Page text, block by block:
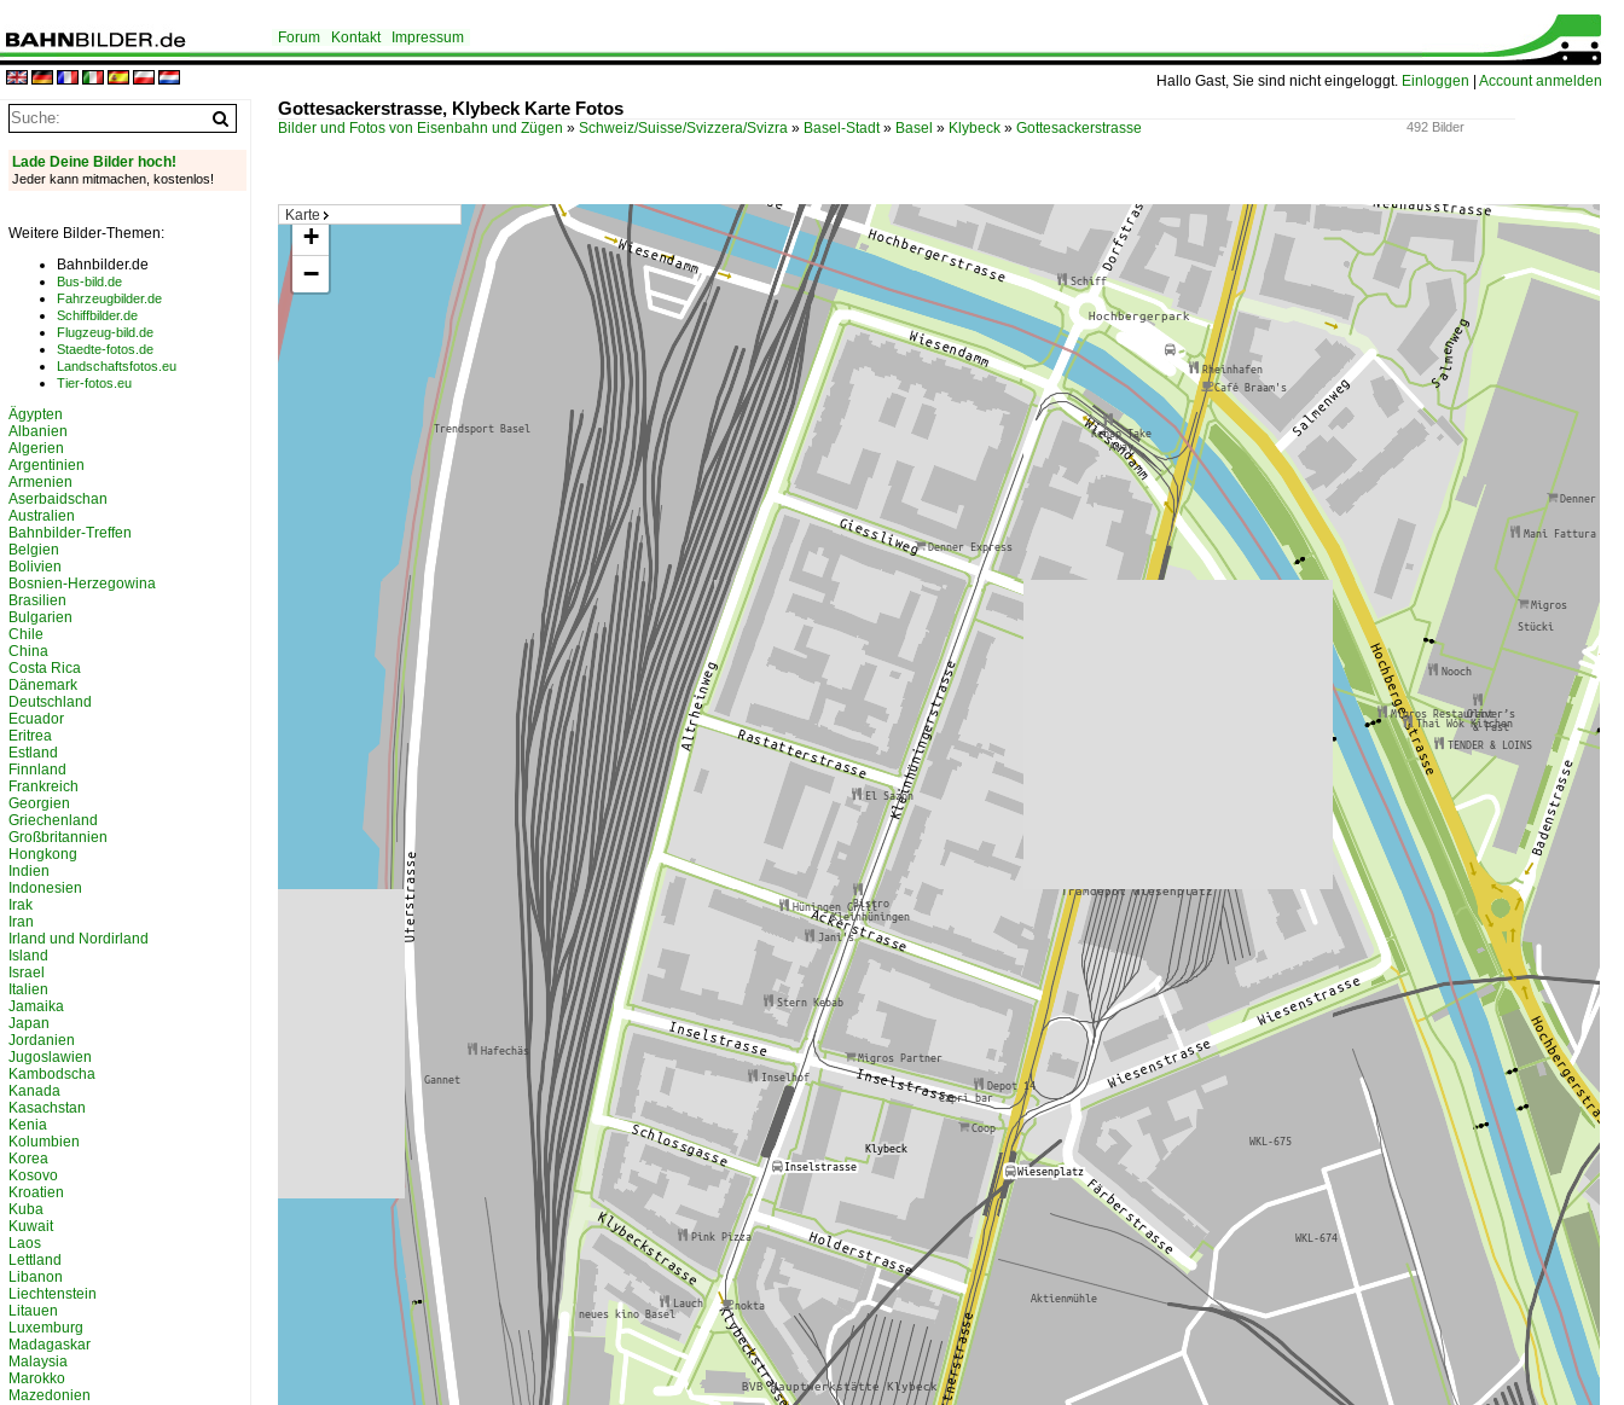
Hallo Gast, Sie sind nicht eingeloggt. Einloggen Account anmelden
Forum Kontakt Impressum
Gottesackerstrasse, Klybeck Karte Fotos
492 Bilder
Bilder und Fotos von Eisenbahn und Zügen » Schweiz/Suisse/Svizzera/Svizra » Basel-Stadt» Basel » Klybeck » Gottesackerstrasse
Karte
+
−
Lade Deine Bilder hoch!
Jeder kann mitmachen, kostenlos!
Weitere Bilder-Themen:
Bahnbilder.de
Bus-bild.de
Fahrzeugbilder.de
Schiffbilder.de
Flugzeug-bild.de
Staedte-fotos.de
Landschaftsfotos.eu
Tier-fotos.eu
Ägypten
Albanien
Algerien
Argentinien
Armenien
Aserbaidschan
Australien
Bahnbilder-Treffen
Belgien
Bolivien
Bosnien-Herzegowina
Brasilien
Bulgarien
Chile
China
Costa Rica
Dänemark
Deutschland
Ecuador
Eritrea
Estland
Finnland
Frankreich
Georgien
Griechenland
Großbritannien
Hongkong
Indien
Indonesien
Irak
Iran
Irland und Nordirland
Island
Israel
Italien
Jamaika
Japan
Jordanien
Jugoslawien
Kambodscha
Kanada
Kasachstan
Kenia
Kolumbien
Korea
Kosovo
Kroatien
Kuba
Kuwait
Laos
Lettland
Libanon
Liechtenstein
Litauen
Luxemburg
Madagaskar
Malaysia
Marokko
Mazedonien